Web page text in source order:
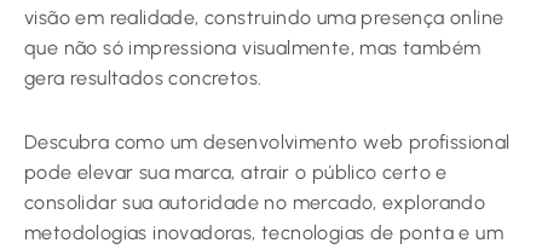
visão em realidade, construindo uma presença online
que não só impressiona visualmente, mas também
gera resultados concretos.
Descubra como um desenvolvimento web profissional
pode elevar sua marca, atrair o público certo e
consolidar sua autoridade no mercado, explorando
metodologias inovadoras, tecnologias de ponta e um